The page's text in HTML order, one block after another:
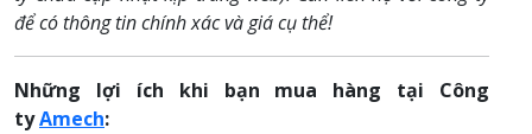
để có thông tin chính xác và giá cụ thể!
Những lợi ích khi bạn mua hàng tại Công
tyAmech: